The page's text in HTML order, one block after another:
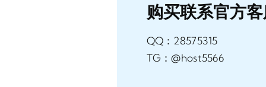
购买联系官方
QQ：28575315
TG：@host5566